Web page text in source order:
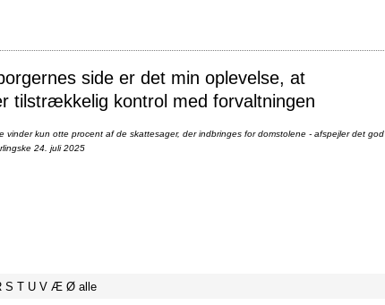
side er det min oplevelse, at
tilstrækkelig kontrol med forvaltningen
vinder kun otte procent af de skattesager, der indbringes for domstolene - afspejler det god
24. juli 2025
S T U V Æ Ø alle